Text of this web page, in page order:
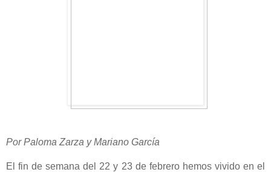
Por Paloma Zarza y Mariano García
El fin de semana del 22 y 23 de febrero hemos vivido en el